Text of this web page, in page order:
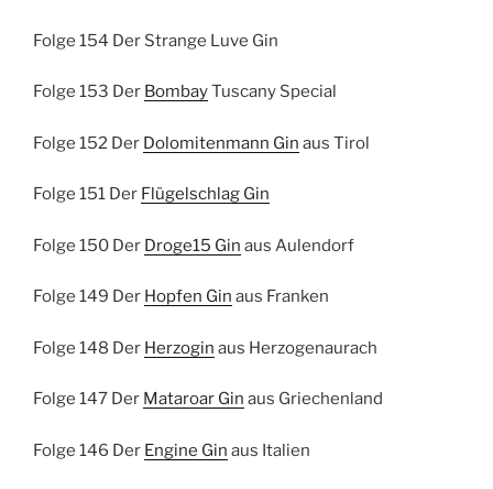
Folge 154 Der Strange Luve Gin
Folge 153 Der BombayTuscany Special
Folge 152 Der Dolomitenmann Gin aus Tirol
Folge 151 Der Flügelschlag Gin
Folge 150 Der Droge15 Gin aus Aulendorf
Folge 149 Der Hopfen Gin aus Franken
Folge 148 Der Herzogin aus Herzogenaurach
Folge 147 Der Mataroar Gin aus Griechenland
Folge 146 Der Engine Gin aus Italien